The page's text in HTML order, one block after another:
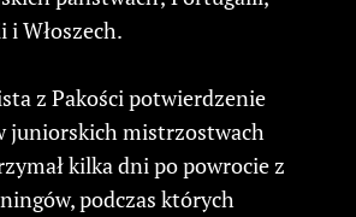
Włoszech.
z Pakości potwierdzenie
juniorskich mistrzostwach
kilka dni po powrocie z
podczas których